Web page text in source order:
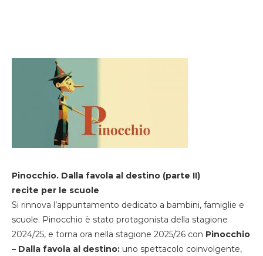
Pinocchio. Dalla favola al destino (parte II)
recite per le scuole
Si rinnova l’appuntamento dedicato a bambini, famiglie e
scuole. Pinocchio è stato protagonista della stagione
2024/25, e torna ora nella stagione 2025/26 con Pinocchio
– Dalla favola al destino: uno spettacolo coinvolgente,